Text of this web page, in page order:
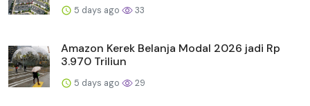
5 days ago 33
Amazon Kerek Belanja Modal 2026 jadi Rp
3.970 Triliun
5 days ago 29